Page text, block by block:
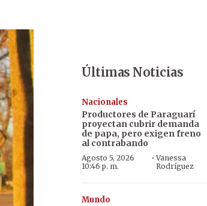
Últimas Noticias
Nacionales
Productores de Paraguarí
proyectan cubrir demanda
de papa, pero exigen freno
al contrabando
Agosto 5, 2026
10:46 p. m.
·Vanessa
Rodríguez
Mundo